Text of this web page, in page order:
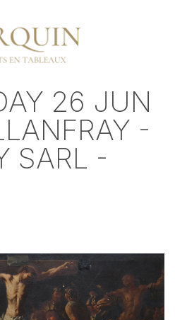
26 JUN
-
SARL -